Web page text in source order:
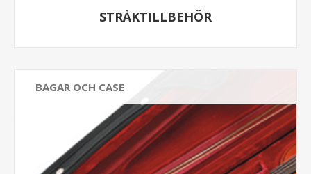
STRÅKTILLBEHÖR
BAGAR OCH CASE